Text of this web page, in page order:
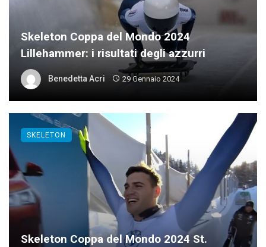
Skeleton Coppa del Mondo 2024
Lillehammer: i risultati degli azzurri
Benedetta Acri 29 Gennaio 2024
Skeleton Coppa del Mondo 2024 St.
SKELETON